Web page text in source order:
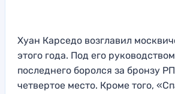
Хуан Карседо возглавил
этого года. Под его
последнего боролся за бронзу
четвертое место. Кроме того,